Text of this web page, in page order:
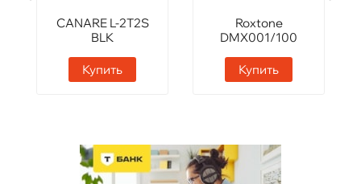
CANARE L-2T2S
BLK
Купить
Roxtone
DMX001/100
Купить